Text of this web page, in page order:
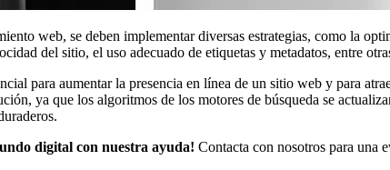
web, se deben implementar diversas estrategias, como la
del sitio, el uso adecuado de etiquetas y metadatos, entre
para aumentar la presencia en línea de un sitio web y para
ya que los algoritmos de los motores de búsqueda se
digital con nuestra ayuda! Contacta con nosotros para una